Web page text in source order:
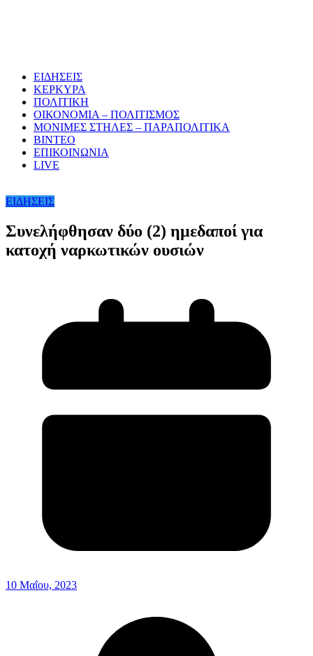
ΕΙΔΗΣΕΙΣ
ΚΕΡΚΥΡΑ
ΠΟΛΙΤΙΚΗ
ΟΙΚΟΝΟΜΙΑ – ΠΟΛΙΤΙΣΜΟΣ
ΜΟΝΙΜΕΣ ΣΤΗΛΕΣ – ΠΑΡΑΠΟΛΙΤΙΚΑ
ΒΙΝΤΕΟ
ΕΠΙΚΟΙΝΩΝΙΑ
LIVE
ΕΙΔΗΣΕΙΣ
Συνελήφθησαν δύο (2) ημεδαποί για
κατοχή ναρκωτικών ουσιών
10 Μαΐου, 2023